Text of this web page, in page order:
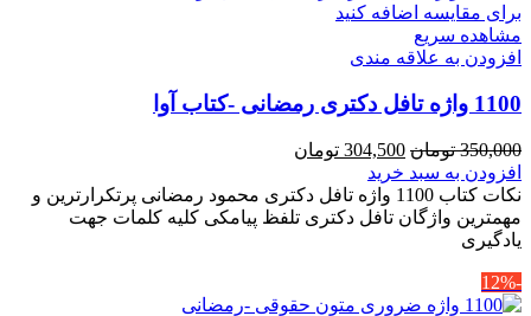
برای مقایسه اضافه کنید
مشاهده سریع
افزودن به علاقه مندی
1100 واژه تافل دکتری رمضانی -کتاب آوا
350,000 تومان قیمت
اصلی
350,000 تومان
بود.
304,500 تومان
304,500 تومان
است.
افزودن به سبد خرید
نکات کتاب 1100 واژه تافل دکتری محمود رمضانی پرتکرارترین و
مهمترین واژگان تافل دکتری تلفظ پیامکی کلیه کلمات جهت
یادگیری
-12%